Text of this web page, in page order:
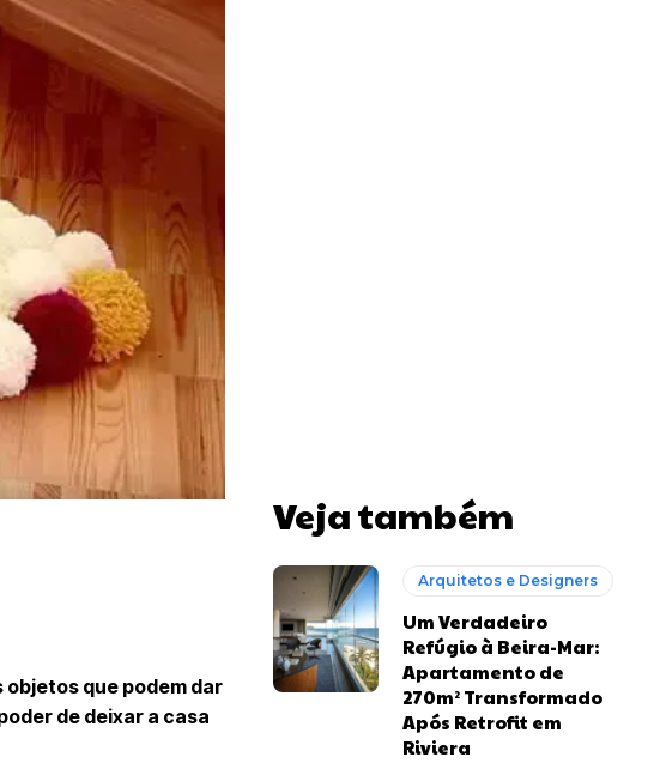
objetos que podem dar
de deixar a casa
Veja também
Arquitetos e Designers
Um Verdadeiro
Refúgio à Beira-Mar:
Apartamento de
270m² Transformado
Após Retrofit em
Riviera